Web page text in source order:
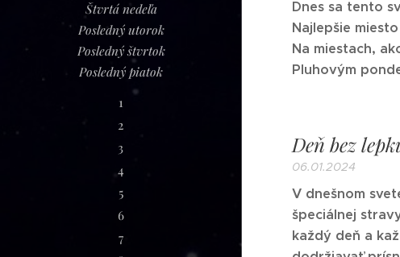
Štvrtá nedeľa
Posledný utorok
Posledný štvrtok
Posledný piatok
1
2
3
4
5
6
7
Dnes sa tento
Najlepšie
Na miestach,
Pluhovým
Deň bez
06.01.2024
V dnešnom
špeciálnej
každý deň a